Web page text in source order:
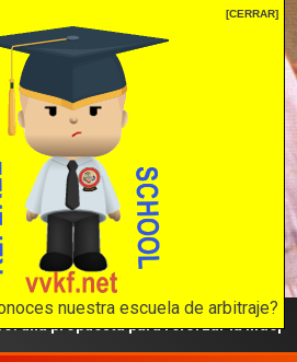
[CERRAR]
nuestra escuela de arbitraje?
el
internet
en internet
para reforzar la independencia